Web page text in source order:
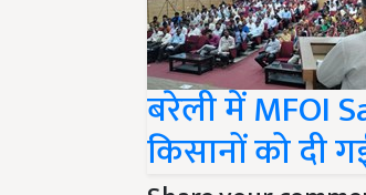
बरेली में MFOI
किसानों को दी
Share your